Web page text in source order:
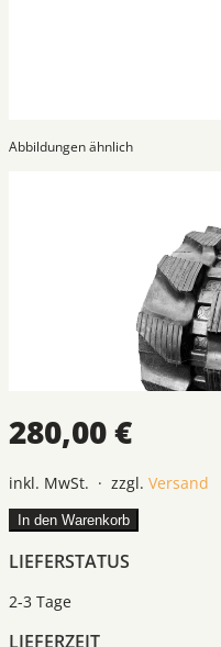
Abbildungen ähnlich
280,00 €
inkl. MwSt. · zzgl. Versand
In den Warenkorb
LIEFERSTATUS
2-3 Tage
LIEFERZEIT